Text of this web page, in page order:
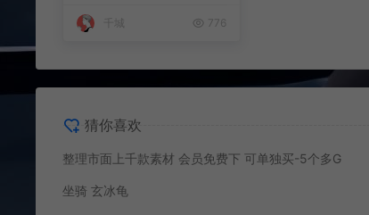
776
猜你喜欢
整理市面上千款素材 会员免费下 可单独买-5个多G
坐骑 玄冰龟